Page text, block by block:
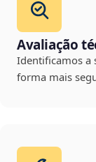
Avaliação
Identificamos a
forma mais